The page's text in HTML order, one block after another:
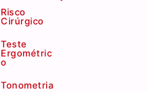
Risco
Cirúrgico
Teste
Ergométric
o
Tonometria